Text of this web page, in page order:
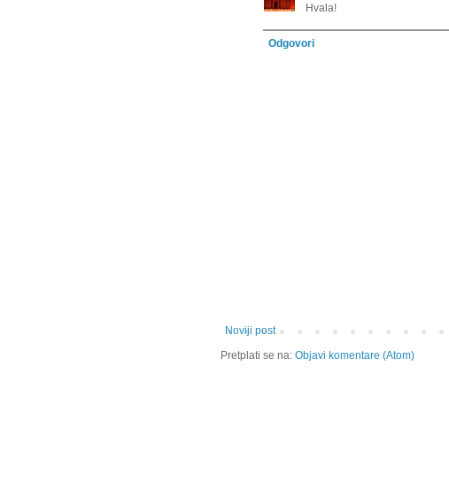
Hvala!
Odgovori
Noviji post
Pretplati se na: Objavi komentare (Atom)